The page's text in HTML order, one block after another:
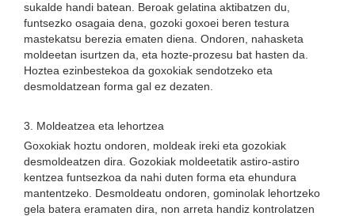
sukalde handi batean. Beroak gelatina aktibatzen du,
funtsezko osagaia dena, gozoki goxoei beren testura
mastekatsu berezia ematen diena. Ondoren, nahasketa
moldeetan isurtzen da, eta hozte-prozesu bat hasten da.
Hoztea ezinbestekoa da goxokiak sendotzeko eta
desmoldatzean forma gal ez dezaten.
3. Moldeatzea eta lehortzea
Goxokiak hoztu ondoren, moldeak ireki eta gozokiak
desmoldeatzen dira. Gozokiak moldeetatik astiro-astiro
kentzea funtsezkoa da nahi duten forma eta ehundura
mantentzeko. Desmoldeatu ondoren, gominolak lehortzeko
gela batera eramaten dira, non arreta handiz kontrolatzen